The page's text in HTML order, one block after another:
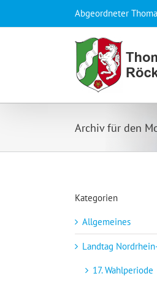
springen
Abgeordneter
Archiv für den
Kategorien
Allgemeines
Landtag
17. Wahlperiode